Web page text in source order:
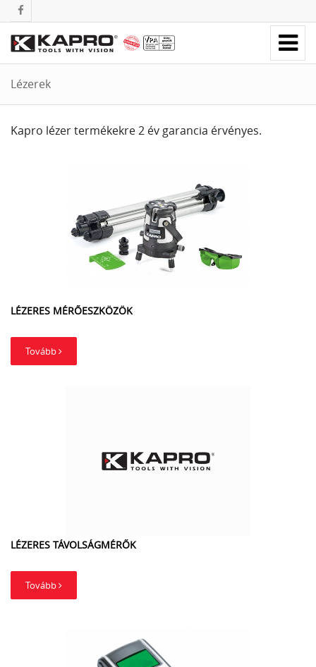
Lézerek
Kapro lézer termékekre 2 év garancia érvényes.
LÉZERES MÉRŐESZKÖZÖK
Tovább
LÉZERES TÁVOLSÁGMÉRŐK
Tovább